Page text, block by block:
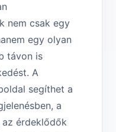
nem csak egy
egy olyan
távon is
A
segíthet a
a
érdeklődők